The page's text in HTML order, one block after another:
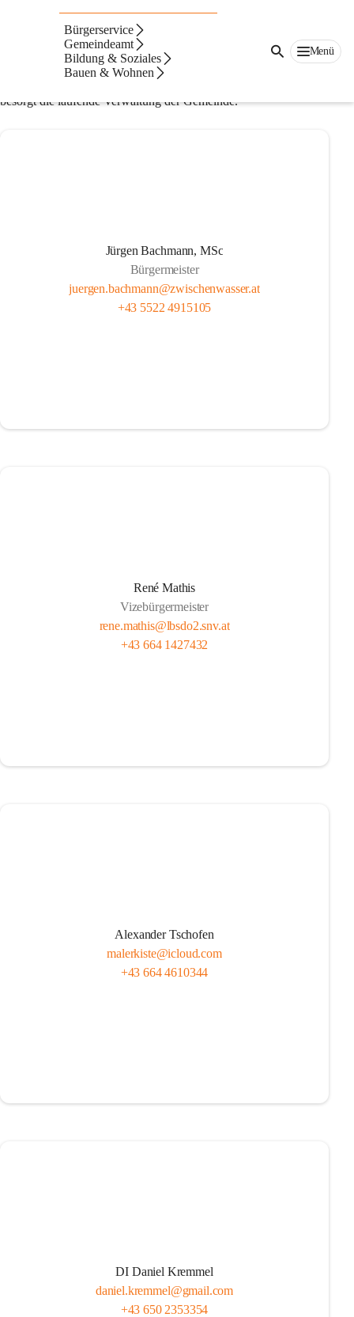
Bürgerservice
Gemeindeamt
Bildung & Soziales
Bauen & Wohnen
Menü
Gemeindevorstand
Der Gemeindevorstand der Gemeinde Zwischenwasser,
bestehend aus dem Bürgermeister und den gewählten
Mitgliedern, vollzieht die Beschlüsse des Gemeinderats und
besorgt die laufende Verwaltung der Gemeinde.
Jürgen Bachmann, MSc
Bürgermeister
juergen.bachmann@zwischenwasser.at
+43 5522 4915105
René Mathis
Vizebürgermeister
rene.mathis@lbsdo2.snv.at
+43 664 1427432
Alexander Tschofen
malerkiste@icloud.com
+43 664 4610344
DI Daniel Kremmel
daniel.kremmel@gmail.com
+43 650 2353354